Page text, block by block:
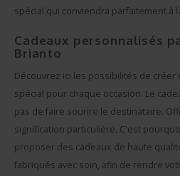
spécial qui conviendra parfaitement à
Cadeaux personnalisés
Brianto
Découvrez ici les possibilités de
spécial pour chaque occasion. Le
pas de faire sourire le destinataire.
signification particulière. C'est
proposer des cadeaux de haute
fabriqués avec soin, afin de rendre